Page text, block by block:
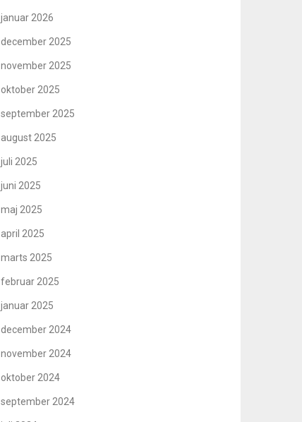
januar 2026
december 2025
november 2025
oktober 2025
september 2025
august 2025
juli 2025
juni 2025
maj 2025
april 2025
marts 2025
februar 2025
januar 2025
december 2024
november 2024
oktober 2024
september 2024